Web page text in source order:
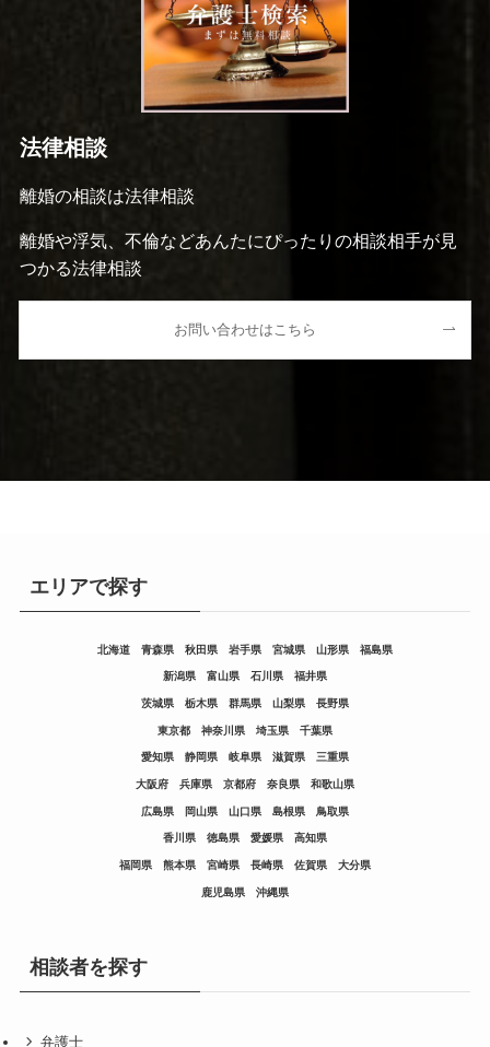
法律相談
離婚の相談は法律相談
離婚や浮気、不倫などあんたにぴったりの相談相手が見
つかる法律相談
お問い合わせはこちら
エリアで探す
北海道 青森県 秋田県 岩手県 宮城県 山形県 福島県
新潟県 富山県 石川県 福井県
茨城県 栃木県 群馬県 山梨県 長野県
東京都 神奈川県 埼玉県 千葉県
愛知県 静岡県 岐阜県 滋賀県 三重県
大阪府 兵庫県 京都府 奈良県 和歌山県
広島県 岡山県 山口県 島根県 鳥取県
香川県 徳島県 愛媛県 高知県
福岡県 熊本県 宮崎県 長崎県 佐賀県 大分県
鹿児島県 沖縄県
相談者を探す
弁護士